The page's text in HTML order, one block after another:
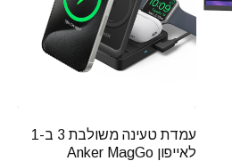
עמדת טעינה משולבת 3 ב-1
לאייפון Anker MagGo